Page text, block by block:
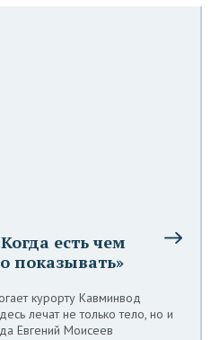
есть чем
показывать»
курорту Кавминвод
лечат не только тело, но и
Евгений Моисеев